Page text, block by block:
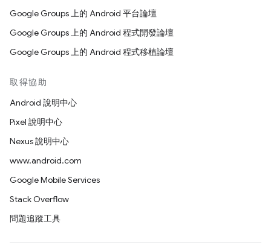
Google Groups 上的 Android 平台論壇
Google Groups 上的 Android 程式開發論壇
Google Groups 上的 Android 程式移植論壇
取得協助
Android 說明中心
Pixel 說明中心
Nexus 說明中心
www.android.com
Google Mobile Services
Stack Overflow
問題追蹤工具